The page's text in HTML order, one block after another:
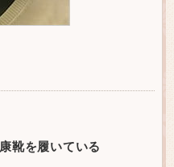
靴を履いている